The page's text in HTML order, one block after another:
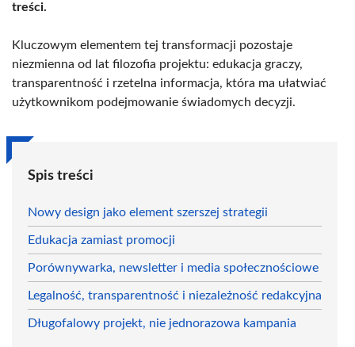
treści.
Kluczowym elementem tej transformacji pozostaje
niezmienna od lat filozofia projektu: edukacja graczy,
transparentność i rzetelna informacja, która ma ułatwiać
użytkownikom podejmowanie świadomych decyzji.
Spis treści
Nowy design jako element szerszej strategii
Edukacja zamiast promocji
Porównywarka, newsletter i media społecznościowe
Legalność, transparentność i niezależność redakcyjna
Długofalowy projekt, nie jednorazowa kampania